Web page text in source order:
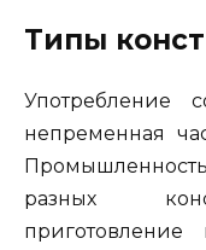
Типы
Употребление
непременная
разных